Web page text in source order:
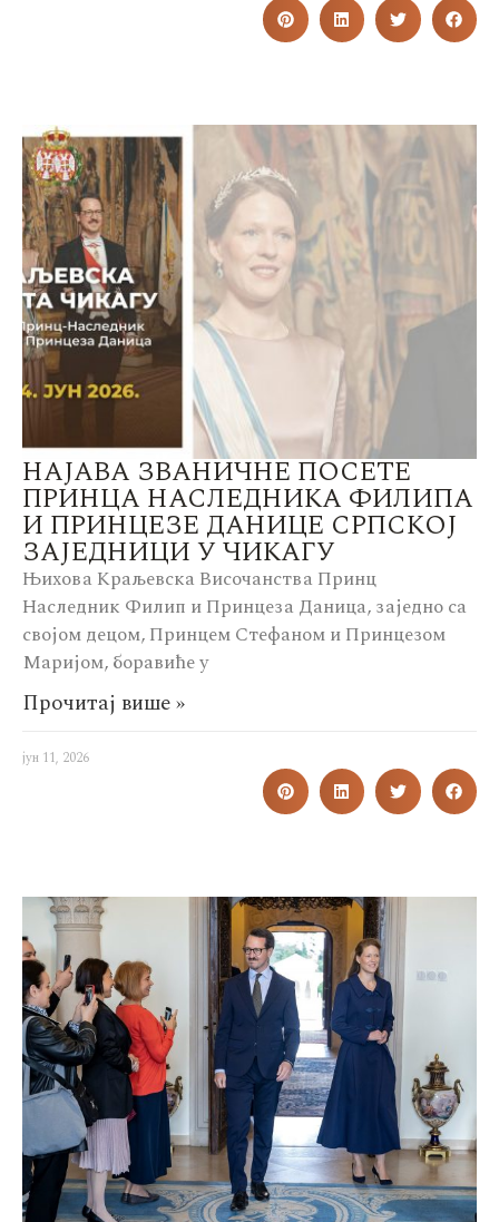
НАЈАВА ЗВАНИЧНЕ ПОСЕТЕ
ПРИНЦА НАСЛЕДНИКА ФИЛИПА
И ПРИНЦЕЗЕ ДАНИЦЕ СРПСКОЈ
ЗАЈЕДНИЦИ У ЧИКАГУ
Њихова Краљевска Височанства Принц
Наследник Филип и Принцеза Даница, заједно са
својом децом, Принцeм Стефаном и Принцезом
Маријом, боравиће у
Прочитај више »
јун 11, 2026